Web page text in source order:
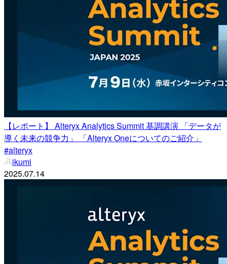
【レポート】 Alteryx Analytics Summit 基調講演 「データが
導く未来の競争力」 「Alteryx Oneについてのご紹介」
#alteryx
ikumi
2025.07.14